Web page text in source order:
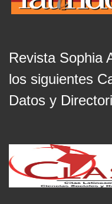
Revista Sophia
los siguientes
Datos y